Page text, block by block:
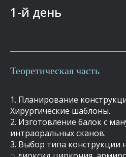
1-й день
Теоретическая часть
1. Планирование
Хирургические шаблоны.
2. Изготовление балок с
интраоральных сканов.
3. Выбор типа конструкции